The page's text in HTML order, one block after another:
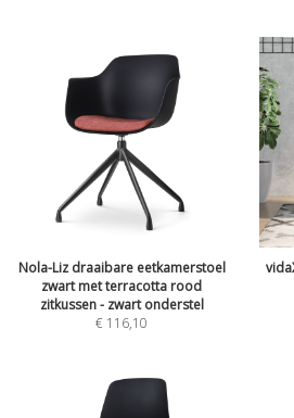
Nola-Liz draaibare eetkamerstoel
zwart met terracotta rood
zitkussen - zwart onderstel
€ 116,10